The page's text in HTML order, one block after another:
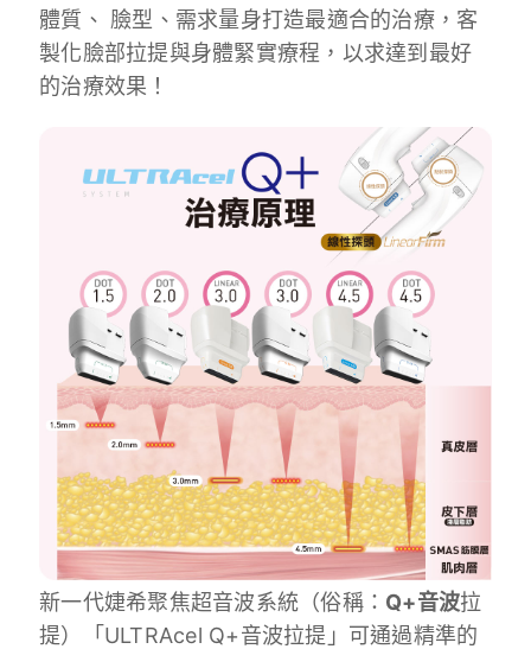
體質、 臉型、需求量身打造最適合的治療，客
製化臉部拉提與身體緊實療程，以求達到最好
的治療效果！
新一代婕希聚焦超音波系統（俗稱： Q+音波拉
提）「ULTRAcel Q+音波拉提」可通過精準的